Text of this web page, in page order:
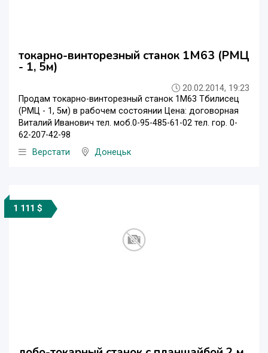
токарно-винторезный станок 1М63 (РМЦ
- 1, 5м)
20.02.2014, 19:23
Продам токарно-винторезный станок 1М63 Тбилисец
(РМЦ - 1, 5м) в рабочем состоянии Цена: договорная
Виталий Иванович тел. моб.0-95-485-61-02 тел. гор. 0-
62-207-42-98
Верстати
Донецьк
1 111 $